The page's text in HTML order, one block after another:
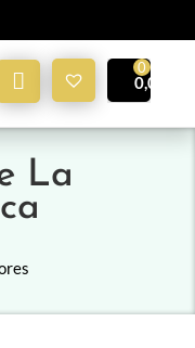
Mi
Cuenta
0,00
La